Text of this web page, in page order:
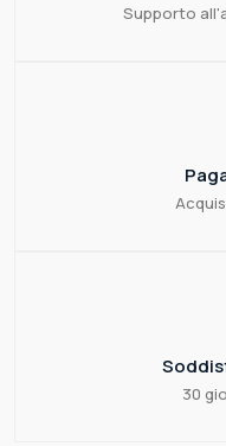
Supporto
30